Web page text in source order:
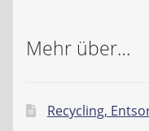
Mehr über…
Recycling,